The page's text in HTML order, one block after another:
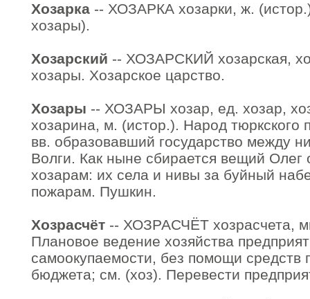
Хозарка -- ХОЗАРКА хозарки, ж.
хозары).
Хозарский -- ХОЗАРСКИЙ хозарская,
хозары. Хозарское царство.
Хозары -- ХОЗАРЫ хозар, ед. хозар,
хозарина, м. (истор.). Народ тюркского
вв. образовавший государство между
Волги. Как ныне сбирается вещий Олег
хозарам: их села и нивы за буйный
пожарам. Пушкин.
Хозрасчёт -- ХОЗРАСЧЁТ хозрасчета,
Плановое ведение хозяйства
самоокупаемости, без помощи средств
бюджета; см. (хоз). Перевести